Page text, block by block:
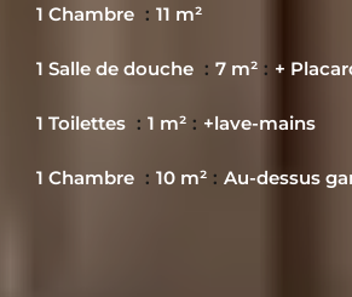
1 Chambre 11 m²
1 Salle de douche 7 m² +
1 Toilettes 1 m² +lave-mains
1 Chambre 10 m² Au-dessus